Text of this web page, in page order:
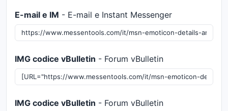
E-mail e IM - E-mail e Instant Messenger
IMG codice vBulletin - Forum vBulletin
IMG codice vBulletin - Forum vBulletin